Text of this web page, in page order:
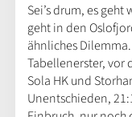
Sei’s drum, es
geht in den
ähnliches
Tabellenerster, vor
Sola HK und
Unentschieden,